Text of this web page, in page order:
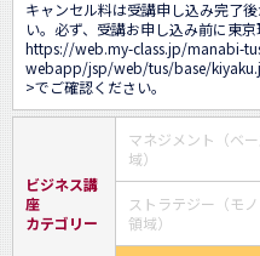
キャンセル料は受講申し込み完了
い。必ず、受講お申し込み前に東
https://web.my-class.jp/manabi-
webapp/jsp/web/tus/base/
>でご確認ください。
ビジネス講
座
カテゴリー
マネジメント（ベ
域）
ストラテジー（モ
領域）